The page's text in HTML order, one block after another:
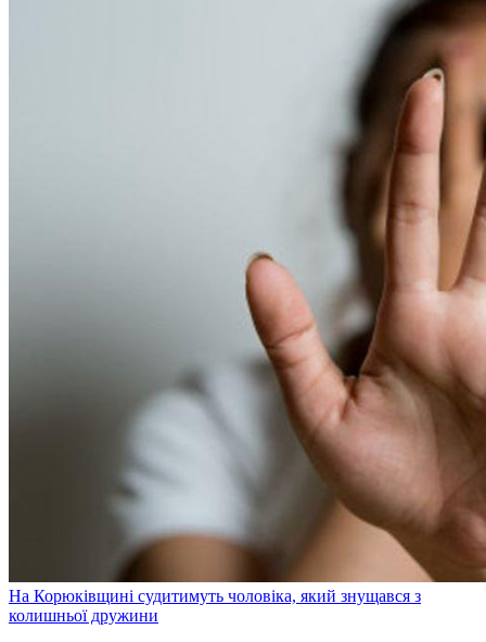
На Корюківщині судитимуть чоловіка, який знущався з
колишньої дружини